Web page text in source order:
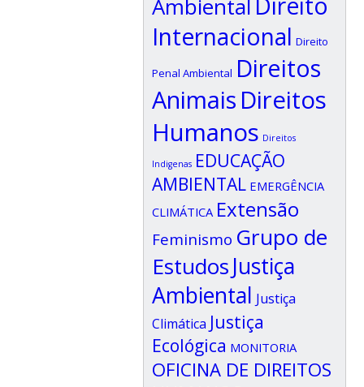
Ambiental
Internacional Direito
Penal Ambiental Direitos
Animais Direitos
Humanos Direitos
Indigenas EDUCAÇÃO
AMBIENTAL EMERGÊNCIA
CLIMÁTICA Extensão
Feminismo Grupo de
EstudosJustiça
Ambiental Justiça
Climática Justiça
Ecológica MONITORIA
OFICINA DE DIREITOS